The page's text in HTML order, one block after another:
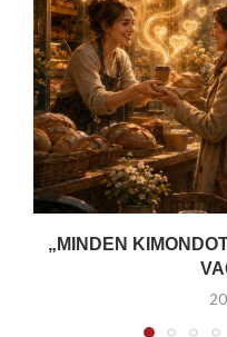
„MINDEN